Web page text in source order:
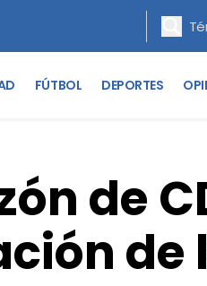
FÚTBOL DEPORTES
de
de